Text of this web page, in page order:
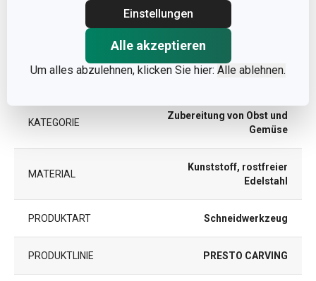
Einstellungen
Alle akzeptieren
Um alles abzulehnen, klicken Sie hier: Alle ablehnen.
DURCHMESSER (CM)
Andere Parameter
KATEGORIE
Zubereitung von Obst und
Gemüse
MATERIAL
Kunststoff, rostfreier
Edelstahl
PRODUKTART Schneidwerkzeug
PRODUKTLINIE PRESTO CARVING